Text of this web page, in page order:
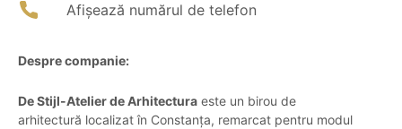
Afișează numărul de telefon
Despre companie:
De Stijl-Atelier de Arhitectura este un birou de
arhitectură localizat în Constanța, remarcat pentru modul